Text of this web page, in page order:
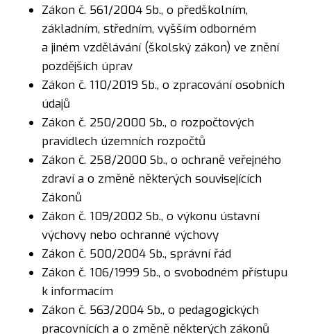
Zákon č. 561/2004 Sb., o předškolním,
základním, středním, vyšším odborném
a jiném vzdělávání (školský zákon) ve znění
pozdějších úprav
Zákon č. 110/2019 Sb., o zpracování osobních
údajů
Zákon č. 250/2000 Sb., o rozpočtových
pravidlech územních rozpočtů
Zákon č. 258/2000 Sb., o ochraně veřejného
zdraví a o změně některých souvisejících
Zákonů
Zákon č. 109/2002 Sb., o výkonu ústavní
výchovy nebo ochranné výchovy
Zákon č. 500/2004 Sb., správní řád
Zákon č. 106/1999 Sb., o svobodném přístupu
k informacím
Zákon č. 563/2004 Sb., o pedagogických
pracovnících a o změně některých zákonů